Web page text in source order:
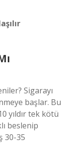
Sigarayı
başlar. Bu
yıldır tek kötü
beslenip
30-35